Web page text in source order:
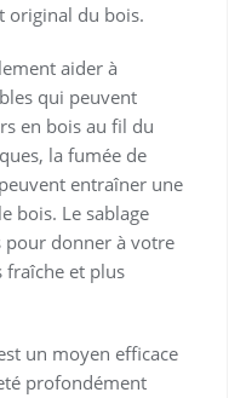
original du bois.
aider à
qui peuvent
en bois au fil du
la fumée de
entraîner une
bois. Le sablage
pour donner à votre
fraîche et plus
un moyen efficace
profondément